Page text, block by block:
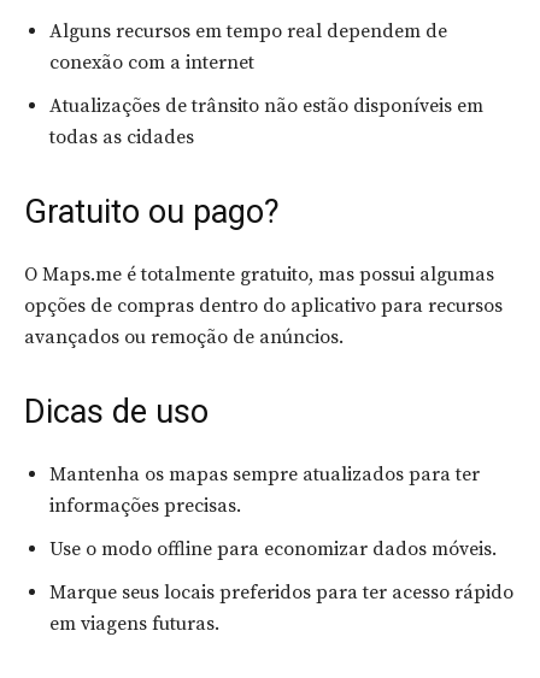
Alguns recursos em tempo real dependem de
conexão com a internet
Atualizações de trânsito não estão disponíveis em
todas as cidades
Gratuito ou pago?
O Maps.me é totalmente gratuito, mas possui algumas
opções de compras dentro do aplicativo para recursos
avançados ou remoção de anúncios.
Dicas de uso
Mantenha os mapas sempre atualizados para ter
informações precisas.
Use o modo offline para economizar dados móveis.
Marque seus locais preferidos para ter acesso rápido
em viagens futuras.